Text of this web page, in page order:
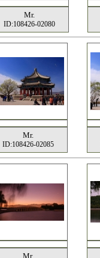
Mr.
ID:108426-02080
Mr.
ID:108426-02085
Mr.